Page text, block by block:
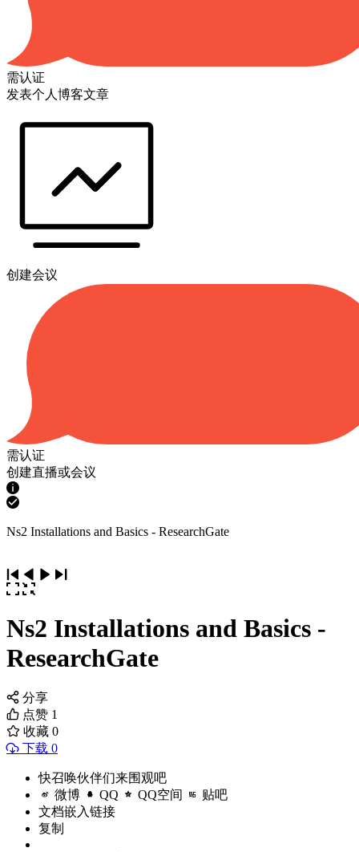
需认证
发表个人博客文章
创建会议
需认证
创建直播或会议
Ns2 Installations and Basics - ResearchGate
Ns2 Installations and Basics -
ResearchGate
分享
点赞 1
收藏 0
下载 0
快召唤伙伴们来围观吧
微博 QQ QQ空间 贴吧
文档嵌入链接
复制